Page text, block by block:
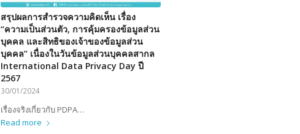
สรุปผลการสำรวจความคิดเห็น เรื่อง
“ความเป็นส่วนตัว, การคุ้มครองข้อมูลส่วน
บุคคล และสิทธิของเจ้าของข้อมูลส่วน
บุคคล” เนื่องในวันข้อมูลส่วนบุคคลสากล
International Data Privacy Day ปี
2567
30/01/2024
เรื่องจริงเกี่ยวกับ PDPA…
Read more